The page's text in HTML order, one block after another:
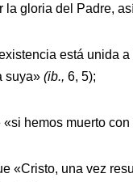
la gloria del Padre,
está unida
suya» (ib., 6, 5);
«si hemos muerto
«Cristo, una vez